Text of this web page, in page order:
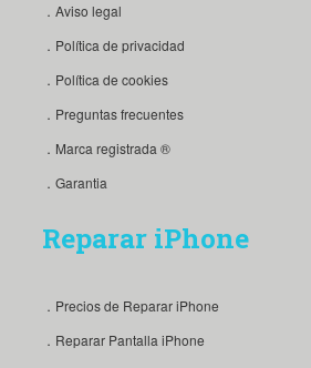
．Aviso legal
．Política de privacidad
．Política de cookies
．Preguntas frecuentes
．Marca registrada ®
．Garantia
Reparar iPhone
．Precios de Reparar iPhone
．Reparar Pantalla iPhone